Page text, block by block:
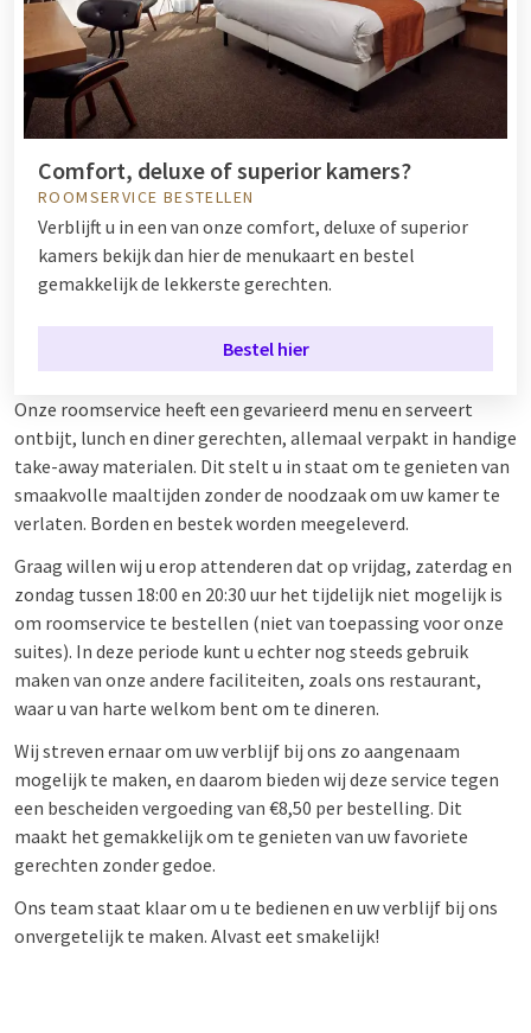
Comfort, deluxe of superior kamers?
ROOMSERVICE BESTELLEN
Verblijft u in een van onze comfort, deluxe of superior
kamers bekijk dan hier de menukaart en bestel
gemakkelijk de lekkerste gerechten.
Bestel hier
Onze roomservice heeft een gevarieerd menu en serveert
ontbijt, lunch en diner gerechten, allemaal verpakt in handige
take-away materialen. Dit stelt u in staat om te genieten van
smaakvolle maaltijden zonder de noodzaak om uw kamer te
verlaten. Borden en bestek worden meegeleverd.
Graag willen wij u erop attenderen dat op vrijdag, zaterdag en
zondag tussen 18:00 en 20:30 uur het tijdelijk niet mogelijk is
om roomservice te bestellen (niet van toepassing voor onze
suites). In deze periode kunt u echter nog steeds gebruik
maken van onze andere faciliteiten, zoals ons restaurant,
waar u van harte welkom bent om te dineren.
Wij streven ernaar om uw verblijf bij ons zo aangenaam
mogelijk te maken, en daarom bieden wij deze service tegen
een bescheiden vergoeding van €8,50 per bestelling. Dit
maakt het gemakkelijk om te genieten van uw favoriete
gerechten zonder gedoe.
Ons team staat klaar om u te bedienen en uw verblijf bij ons
onvergetelijk te maken. Alvast eet smakelijk!